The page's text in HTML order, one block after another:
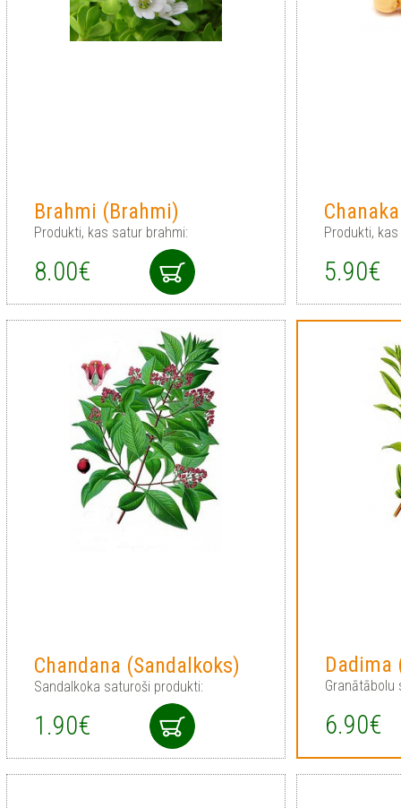
Brahmi (Brahmi)
Produkti, kas satur brahmi:
8.00€
Produkti,
5.90€
Chandana (Sandalkoks)
Sandalkoka saturoši produkti:
1.90€
Dadima
Granātābolu
6.90€